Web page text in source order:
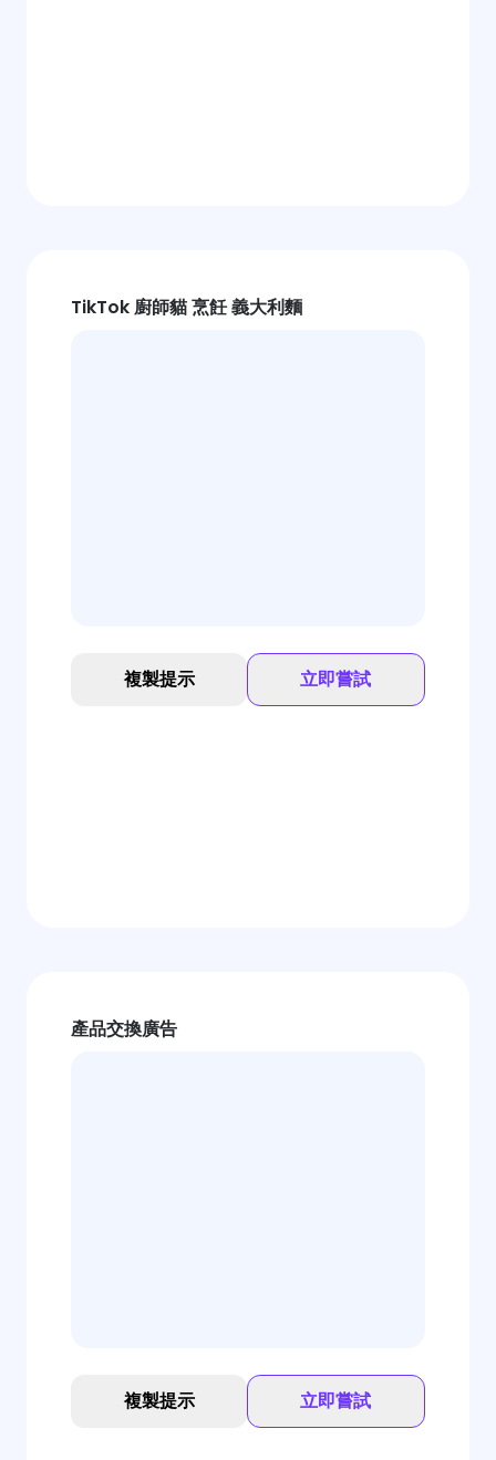
TikTok 廚師貓 烹飪 義大利麵
複製提示 立即嘗試
產品交換廣告
複製提示 立即嘗試